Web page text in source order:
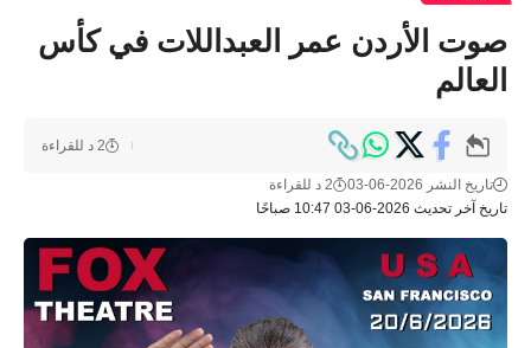
صوت الأردن عمر العبداللات في كأس
العالم
تاريخ آخر تحديث 2026-06-03 10:47 صباحًا
تاريخ النشر 2026-06-03 2 د للقراءة
2 د للقراءة